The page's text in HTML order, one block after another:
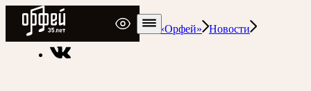
Радио Орфей
Радио классической музыки «Орфей»
Новости